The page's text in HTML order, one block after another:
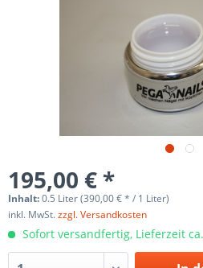
195,00 € *
Inhalt:0.5 Liter (390,00 € * / 1 Liter)
inkl. MwSt.zzgl. Versandkosten
Sofort versandfertig, Lieferzeit